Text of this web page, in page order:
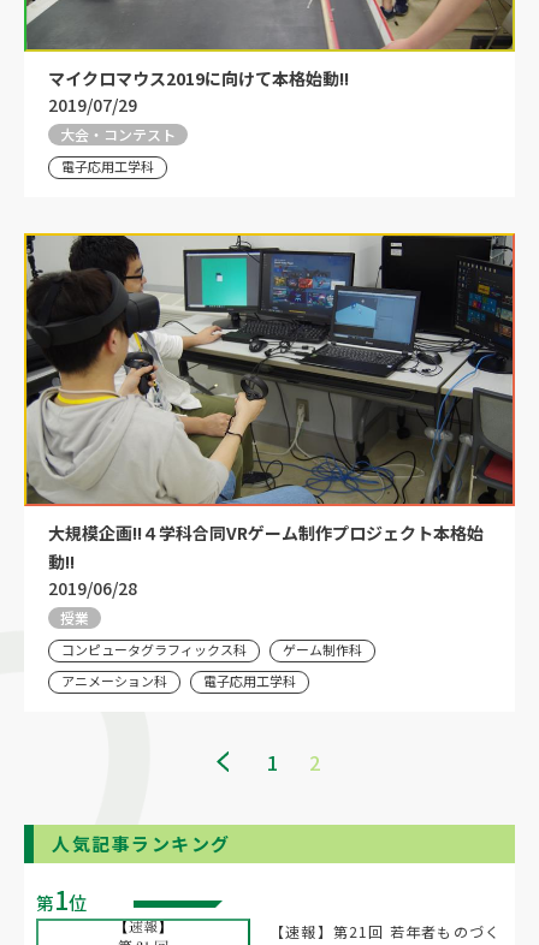
マイクロマウス2019に向けて本格始動!!
2019/07/29
大会・コンテスト
電子応用工学科
大規模企画!!４学科合同VRゲーム制作プロジェクト本格始
動!!
2019/06/28
授業
コンピュータグラフィックス科
ゲーム制作科
アニメーション科
電子応用工学科
1 2
人気記事ランキング
第1位
【速報】第21回 若年者ものづく